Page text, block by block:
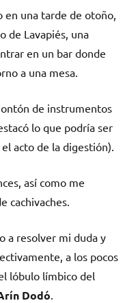
en una tarde de otoño,
de Lavapiés, una
en un bar donde
a una mesa.
de instrumentos
lo que podría ser
acto de la digestión).
así como me
cachivaches.
a resolver mi duda y
a los pocos
lóbulo límbico del
Dodó